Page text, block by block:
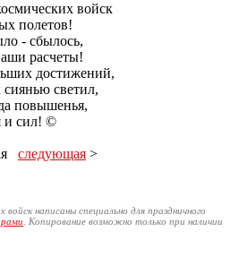
войск
полетов!
- сбылось,
расчеты!
достижений,
светил,
повышенья,
и сил! ©
следующая >
написаны специально для праздничного
. Копирование возможно только при наличии